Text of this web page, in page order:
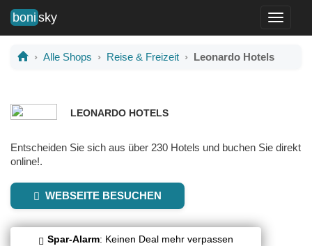
Toggle
boni sky
Alle Shops Reise & Freizeit Leonardo Hotels
LEONARDO HOTELS
Entscheiden Sie sich aus über 230 Hotels und buchen Sie direkt
online!.
WEBSEITE BESUCHEN
Spar-Alarm: Keinen Deal mehr verpassen